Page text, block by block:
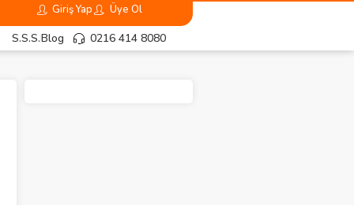
Giriş Yap Üye Ol
S.S.S.Blog 0216 414 8080